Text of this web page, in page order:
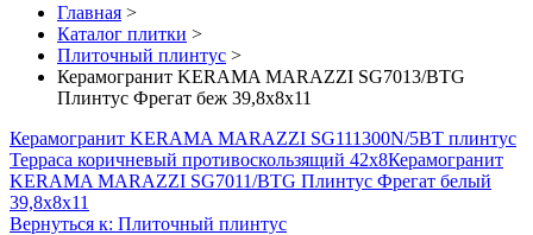
Главная >
Каталог плитки >
Плиточный плинтус >
Керамогранит KERAMA MARAZZI SG7013/BTG
Плинтус Фрегат беж 39,8х8х11
Керамогранит KERAMA MARAZZI SG111300N/5BT плинтус
Терраса коричневый противоскользящий 42х8Керамогранит
KERAMA MARAZZI SG7011/BTG Плинтус Фрегат белый
39,8х8х11
Вернуться к: Плиточный плинтус